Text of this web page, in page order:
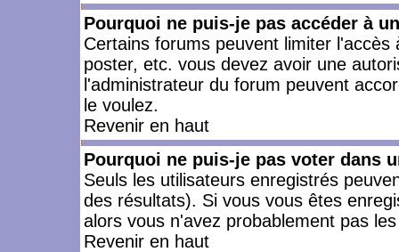
Pourquoi ne puis-je pas accéder à
Certains forums peuvent limiter
poster, etc. vous devez avoir une
l'administrateur du forum peuvent
le voulez.
Revenir en haut
Pourquoi ne puis-je pas voter dans
Seuls les utilisateurs enregistrés
des résultats). Si vous vous êtes
alors vous n'avez probablement pas
Revenir en haut